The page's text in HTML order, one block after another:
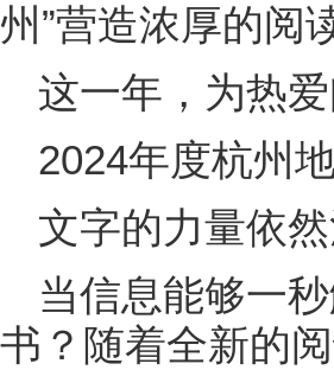
州”营造浓厚的阅
这一年，为热
2024年度杭州
文字的力量依
当信息能够一
书？随着全新的